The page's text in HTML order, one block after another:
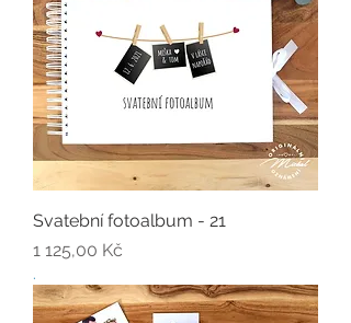
Svatební fotoalbum - 21
Cena
1 125,00 Kč
.